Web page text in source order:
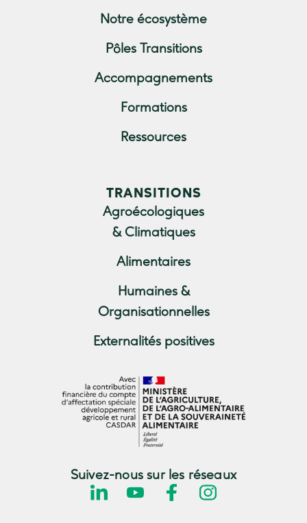
Notre écosystème
Pôles Transitions
Accompagnements
Formations
Ressources
TRANSITIONS
Agroécologiques
& Climatiques
Alimentaires
Humaines &
Organisationnelles
Externalités positives
Suivez-nous sur les réseaux